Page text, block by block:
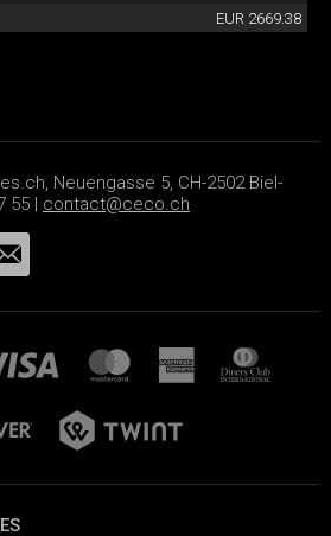
EUR 2669.38
Neuengasse 5, CH-2502 Biel-
55 | contact@ceco.ch